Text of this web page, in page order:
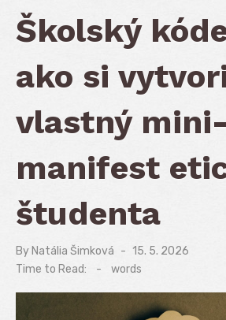
Školský
ako si
vlastný mini-
manifest
študenta
By Natália Šimková
Posted
on
15. 5. 2026
Time to Read:
- words